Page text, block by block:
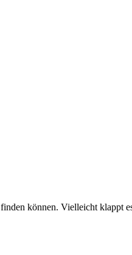
finden können. Vielleicht klappt